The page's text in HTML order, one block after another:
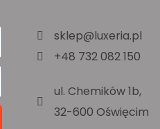
sklep@luxeria.pl
+48 732 082 150
ul. Chemików 1b,
32-600 Oświęcim